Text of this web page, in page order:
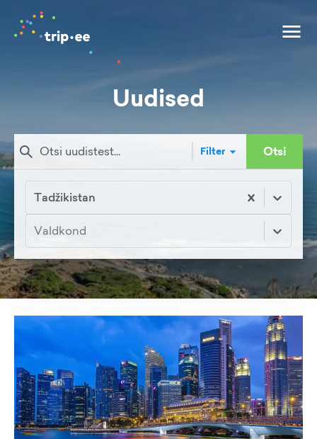
Uudised
Filter Otsi
Tadžikistan
Valdkond